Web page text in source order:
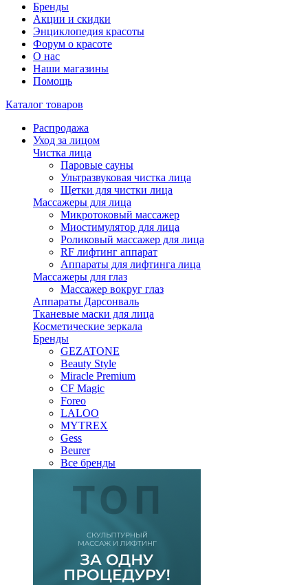
Бренды
Акции и скидки
Энциклопедия красоты
Форум о красоте
О нас
Наши магазины
Помощь
Каталог товаров
Распродажа
Уход за лицом
Чистка лица
Паровые сауны
Ультразвуковая чистка лица
Щетки для чистки лица
Массажеры для лица
Микротоковый массажер
Миостимулятор для лица
Роликовый массажер для лица
RF лифтинг аппарат
Аппараты для лифтинга лица
Массажеры для глаз
Массажер вокруг глаз
Аппараты Дарсонваль
Тканевые маски для лица
Косметические зеркала
Бренды
GEZATONE
Beauty Style
Miracle Premium
CF Magic
Foreo
LALOO
MYTREX
Gess
Beurer
Все бренды